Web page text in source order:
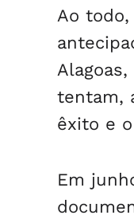
Ao
tentam,
êxito e
Em